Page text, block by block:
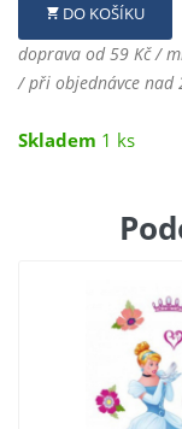
DO KOŠÍKU
doprava od 59 Kč /
/ při objednávce nad
Skladem 1 ks